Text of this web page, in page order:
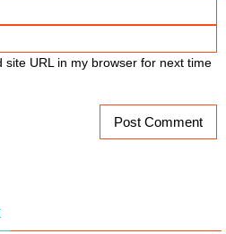
site URL in my browser for next time